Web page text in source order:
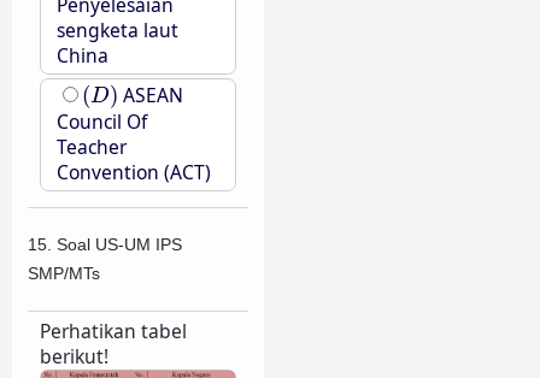
Penyelesaian
sengketa laut
China
(D)
(D) ASEAN
Council Of
Teacher
Convention (ACT)
15. Soal US-UM IPS
SMP/MTs
Perhatikan tabel
berikut!